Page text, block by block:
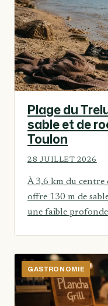
Plage du
sable et de
Toulon
28 JUILLET 2026
À 3,6 km du centre
offre 130 m de
une faible
GASTRONOMIE